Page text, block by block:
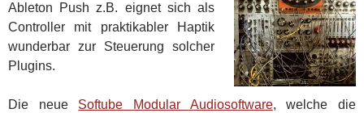
Ableton Push z.B. eignet sich als
Controller mit praktikabler Haptik
wunderbar zur Steuerung solcher
Plugins.
Die neue Softube Modular Audiosoftware, welche die